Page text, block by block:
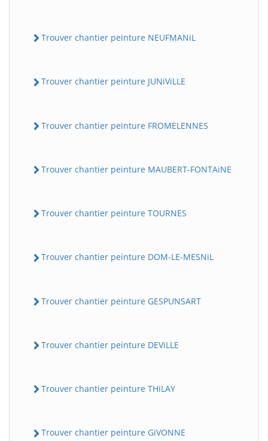
Trouver chantier peinture NEUFMANiL
Trouver chantier peinture JUNiViLLE
Trouver chantier peinture FROMELENNES
Trouver chantier peinture MAUBERT-FONTAiNE
Trouver chantier peinture TOURNES
Trouver chantier peinture DOM-LE-MESNiL
Trouver chantier peinture GESPUNSART
Trouver chantier peinture DEViLLE
Trouver chantier peinture THiLAY
Trouver chantier peinture GiVONNE